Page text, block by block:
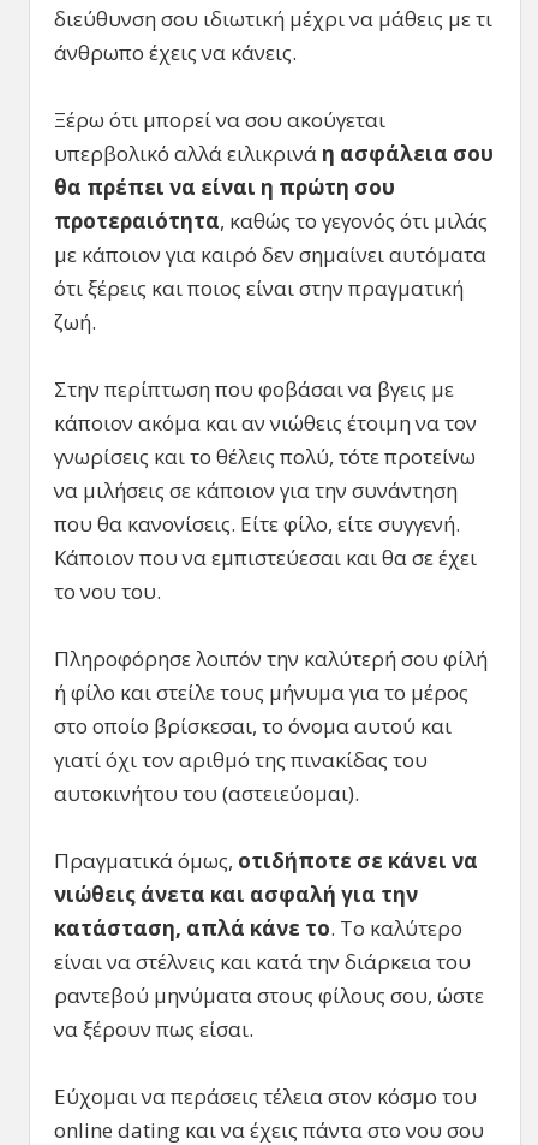
διεύθυνση σου ιδιωτική μέχρι να μάθεις με τι
άνθρωπο έχεις να κάνεις.
Ξέρω ότι μπορεί να σου ακούγεται
υπερβολικό αλλά ειλικρινά η ασφάλεια σου
θα πρέπει να είναι η πρώτη σου
προτεραιότητα, καθώς το γεγονός ότι μιλάς
με κάποιον για καιρό δεν σημαίνει αυτόματα
ότι ξέρεις και ποιος είναι στην πραγματική
ζωή.
Στην περίπτωση που φοβάσαι να βγεις με
κάποιον ακόμα και αν νιώθεις έτοιμη να τον
γνωρίσεις και το θέλεις πολύ, τότε προτείνω
να μιλήσεις σε κάποιον για την συνάντηση
που θα κανονίσεις. Είτε φίλο, είτε συγγενή.
Κάποιον που να εμπιστεύεσαι και θα σε έχει
το νου του.
Πληροφόρησε λοιπόν την καλύτερή σου φίλή
ή φίλο και στείλε τους μήνυμα για το μέρος
στο οποίο βρίσκεσαι, το όνομα αυτού και
γιατί όχι τον αριθμό της πινακίδας του
αυτοκινήτου του (αστειεύομαι).
Πραγματικά όμως, οτιδήποτε σε κάνει να
νιώθεις άνετα και ασφαλή για την
κατάσταση, απλά κάνε το. Το καλύτερο
είναι να στέλνεις και κατά την διάρκεια του
ραντεβού μηνύματα στους φίλους σου, ώστε
να ξέρουν πως είσαι.
Εύχομαι να περάσεις τέλεια στον κόσμο του
online dating και να έχεις πάντα στο νου σου